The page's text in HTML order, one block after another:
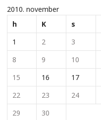
2010. november
h
K s
1
2 3
8
9 10
15
16 17
22
23 24
29
30